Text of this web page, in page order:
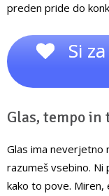
preden pride do
Si
Glas, tempo in
Glas ima neverjetno
razumeš vsebino. Ni
kako to pove.